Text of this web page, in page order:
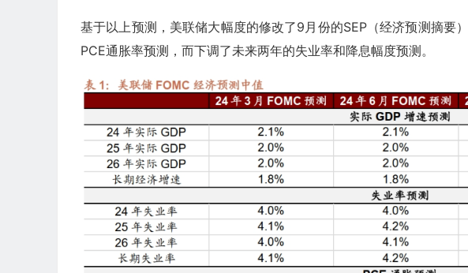
基于以上预测，美联储大幅度的修改了9月份的SEP（经济预测摘要
PCE通胀率预测，而下调了未来两年的失业率和降息幅度预测。